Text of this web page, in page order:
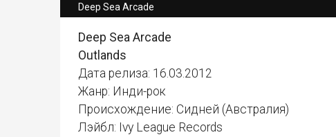
Deep Sea Arcade
Deep Sea Arcade
Outlands
Дата релиза: 16.03.2012
Жанр: Инди-рок
Происхождение: Сидней (Австралия)
Лэйбл: Ivy League Records